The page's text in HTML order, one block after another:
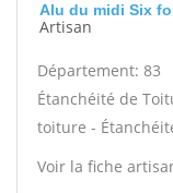
Alu du midi Six
Artisan
Département: 83
Étanchéité de
toiture -
Voir la fiche